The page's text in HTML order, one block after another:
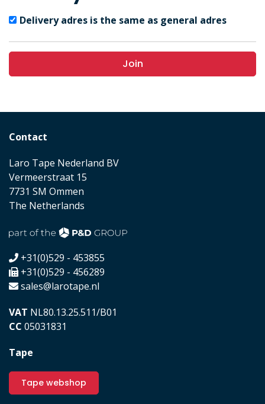
Delivery adres is the same as general adres
Join
Contact
Laro Tape Nederland BV
Vermeerstraat 15
7731 SM Ommen
The Netherlands
+31(0)529 - 453855
+31(0)529 - 456289
sales@larotape.nl
VAT NL80.13.25.511/B01
CC 05031831
Tape
Tape webshop